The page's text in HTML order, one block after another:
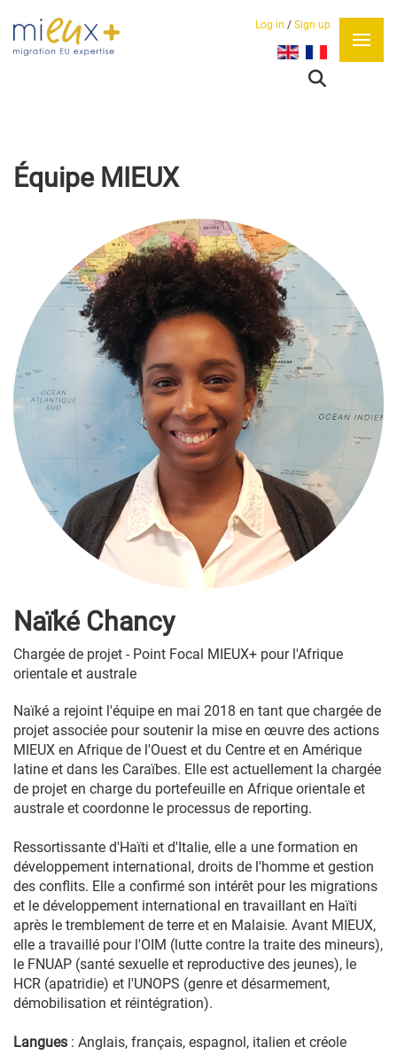
Log in / Sign up
Sélectionnez votre
Équipe MIEUX
Naïké Chancy
Chargée de projet - Point Focal MIEUX+ pour l'Afrique
orientale et australe
Naïké a rejoint l'équipe en mai 2018 en tant que chargée de
projet associée pour soutenir la mise en œuvre des actions
MIEUX en Afrique de l'Ouest et du Centre et en Amérique
latine et dans les Caraïbes. Elle est actuellement la chargée
de projet en charge du portefeuille en Afrique orientale et
australe et coordonne le processus de reporting.
Ressortissante d'Haïti et d'Italie, elle a une formation en
développement international, droits de l'homme et gestion
des conflits. Elle a confirmé son intérêt pour les migrations
et le développement international en travaillant en Haïti
après le tremblement de terre et en Malaisie. Avant MIEUX,
elle a travaillé pour l'OIM (lutte contre la traite des mineurs),
le FNUAP (santé sexuelle et reproductive des jeunes), le
HCR (apatridie) et l'UNOPS (genre et désarmement,
démobilisation et réintégration).
Langues : Anglais, français, espagnol, italien et créole